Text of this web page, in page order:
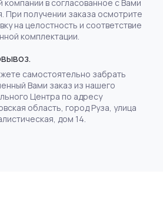
компании в согласованное с Вами
При получении заказа осмотрите
на целостность и соответствие
комплектации.
самостоятельно забрать
Вами заказ из нашего
Центра по адресу
область, город Руза, улица
дом 14.